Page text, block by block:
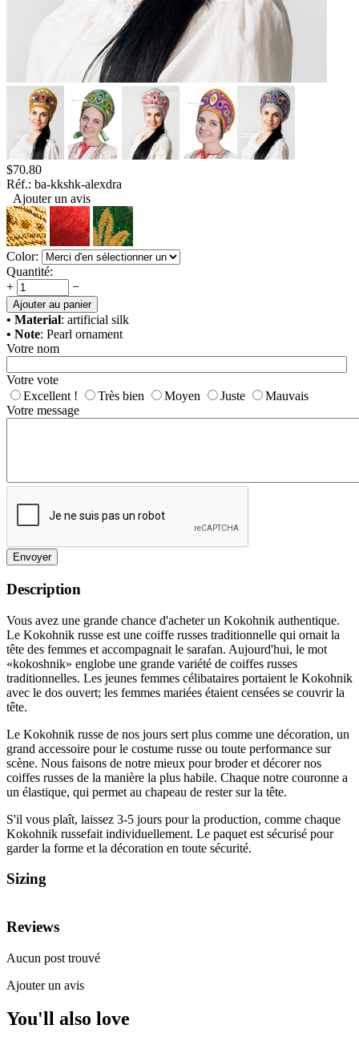
$70.80
Réf.: ba-kkshk-alexdra
Ajouter un avis
Color:
Quantité:
+
−
Ajouter au panier
• Material: artificial silk
• Note: Pearl ornament
Votre nom
Votre vote
Excellent !
Très bien Moyen Juste
Mauvais
Votre message
Envoyer
Description
Vous avez une grande chance d'acheter un Kokohnik authentique.
Le Kokohnik russe est une coiffe russes traditionnelle qui ornait la
tête des femmes et accompagnait le sarafan. Aujourd'hui, le mot
«kokoshnik» englobe une grande variété de coiffes russes
traditionnelles. Les jeunes femmes célibataires portaient le Kokohnik
avec le dos ouvert; les femmes mariées étaient censées se couvrir la
tête.
Le Kokohnik russe de nos jours sert plus comme une décoration, un
grand accessoire pour le costume russe ou toute performance sur
scène. Nous faisons de notre mieux pour broder et décorer nos
coiffes russes de la manière la plus habile. Chaque notre couronne a
un élastique, qui permet au chapeau de rester sur la tête.
S'il vous plaît, laissez 3-5 jours pour la production, comme chaque
Kokohnik russefait individuellement. Le paquet est sécurisé pour
garder la forme et la décoration en toute sécurité.
Sizing
Reviews
Aucun post trouvé
Ajouter un avis
You'll also love